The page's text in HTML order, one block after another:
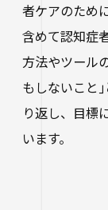
交通アク
キャンパ
大学施設
大学広報・
短期大
Webシ
ハラスメ
生活支援
進路状況
卒業生
卒業生
学内研究
研究倫理
社会連携
奨学金
海外派
四天王
ハルカ
各種証明書
者ケアのため
含めて認知症
方法やツール
もしないこと
り返し、目標
います。